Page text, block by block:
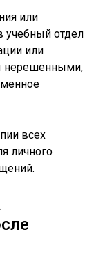
или
учебный отдел
или
нерешенными,
всех
личного